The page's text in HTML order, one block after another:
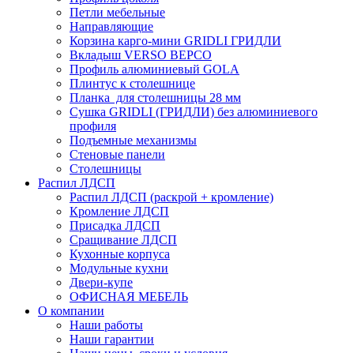
Петли мебельные
Направляющие
Корзина карго-мини GRIDLI ГРИДЛИ
Вкладыш VERSO ВЕРСО
Профиль алюминиевый GOLA
Плинтус к столешнице
Планка для столешницы 28 мм
Сушка GRIDLI (ГРИДЛИ) без алюминиевого
профиля
Подъемные механизмы
Стеновые панели
Столешницы
Распил ЛДСП
Распил ЛДСП (раскрой + кромление)
Кромление ЛДСП
Присадка ЛДСП
Сращивание ЛДСП
Кухонные корпуса
Модульные кухни
Двери-купе
ОФИСНАЯ МЕБЕЛЬ
О компании
Наши работы
Наши гарантии